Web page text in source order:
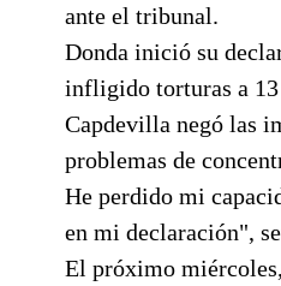
ante el tribunal.
Donda inició su
infligido torturas a 13
Capdevilla negó las
problemas de
He perdido mi
en mi declaración",
El próximo